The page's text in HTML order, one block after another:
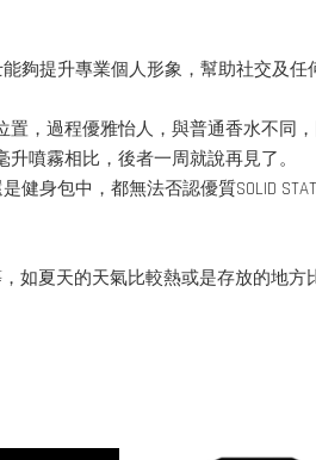
能夠提升專業個人形象，幫助社交
，過程優雅怡人，與普通香水不同
噴霧相比，後者一周就說再見了。
健身包中，都無法否認優質SOLID
如夏天的天氣比較熱或是存放的地